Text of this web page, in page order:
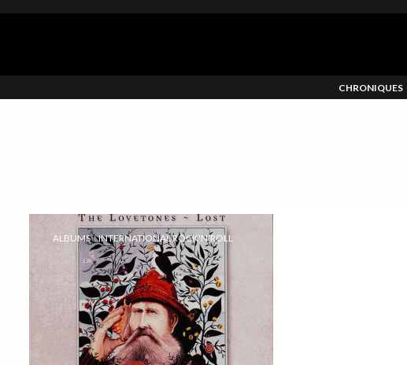
CHRONIQUES
ALBUMS INTERNATIONAL ROCK'N'ROLL